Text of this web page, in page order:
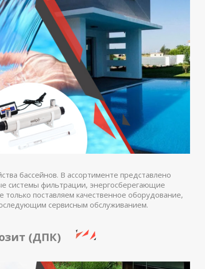
бассейнов. В ассортименте представлено
системы фильтрации, энергосберегающие
поставляем качественное оборудование,
сервисным обслуживанием.
(ДПК)